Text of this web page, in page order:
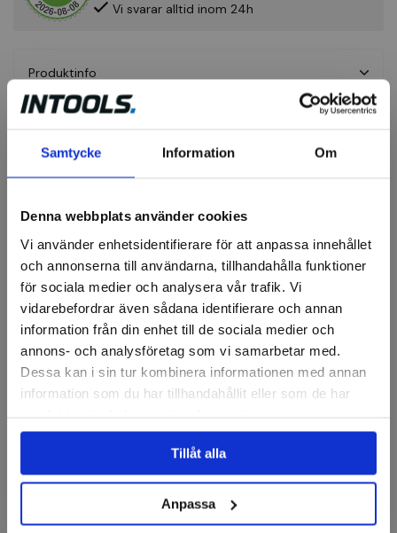
Samtycke Information Om
Denna webbplats använder cookies
Vi använder enhetsidentifierare för att anpassa innehållet
och annonserna till användarna, tillhandahålla funktioner
för sociala medier och analysera vår trafik. Vi
vidarebefordrar även sådana identifierare och annan
information från din enhet till de sociala medier och
annons- och analysföretag som vi samarbetar med.
Dessa kan i sin tur kombinera informationen med annan
information som du har tillhandahållit eller som de har
Tillåt alla
Anpassa
Vi svarar alltid inom 24h
Produktinfo
Fråga om produkt
Recensioner
Kvickrondeller
Kvickrondell, Combidisc,
Finns i fler varianter